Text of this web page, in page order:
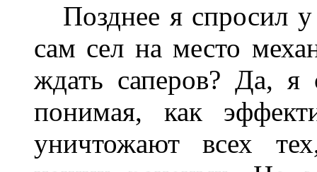
Позднее я спросил
сам сел на место
ждать саперов? Да,
понимая, как
уничтожают всех